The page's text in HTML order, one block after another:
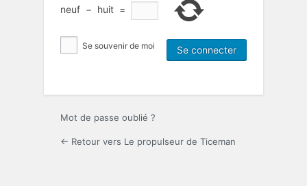
neuf − huit =
Se souvenir de moi
Mot de passe oublié ?
← Retour vers Le propulseur de Ticeman